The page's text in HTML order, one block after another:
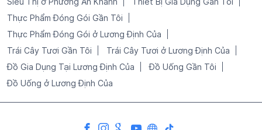
Thực Phẩm Đóng Gói Gần Tôi
Thực Phẩm Đóng Gói ở Lương Định Của
Trái Cây Tươi Gần Tôi
Trái Cây Tươi ở Lương Định Của
Đồ Gia Dụng Tại Lương Định Của
Đồ Uống Gần Tôi
Đồ Uống ở Lương Định Của